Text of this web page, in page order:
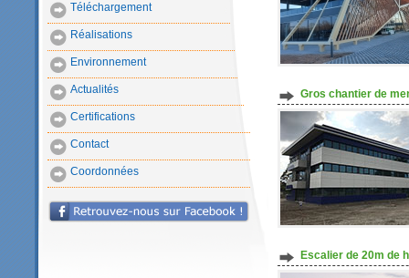
Téléchargement
Réalisations
Environnement
Actualités
Certifications
Contact
Coordonnées
Gros chantier de
Escalier de 20m de